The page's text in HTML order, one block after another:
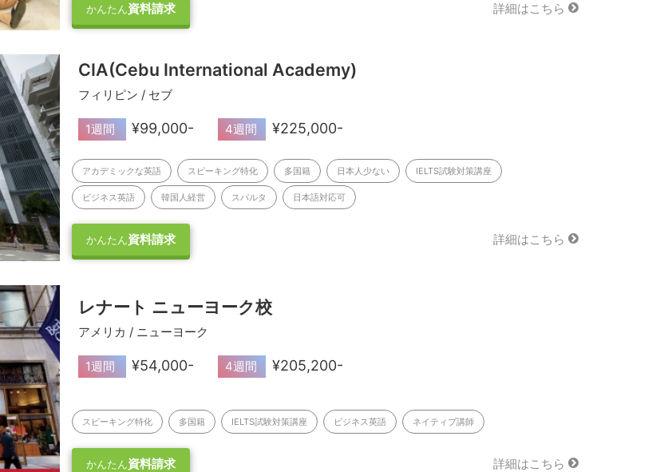
かんたん資料請求 詳細はこちら
CIA(Cebu International Academy)
フィリピン / セブ
1週間 ¥99,000- 4週間 ¥225,000-
アカデミックな英語 スピーキング特化 多国籍 日本人少ない IELTS試験対策講座
ビジネス英語 韓国人経営 スパルタ 日本語対応可
かんたん資料請求 詳細はこちら
レナート ニューヨーク校
アメリカ / ニューヨーク
1週間 ¥54,000- 4週間 ¥205,200-
スピーキング特化 多国籍 IELTS試験対策講座 ビジネス英語 ネイティブ講師
かんたん資料請求 詳細はこちら